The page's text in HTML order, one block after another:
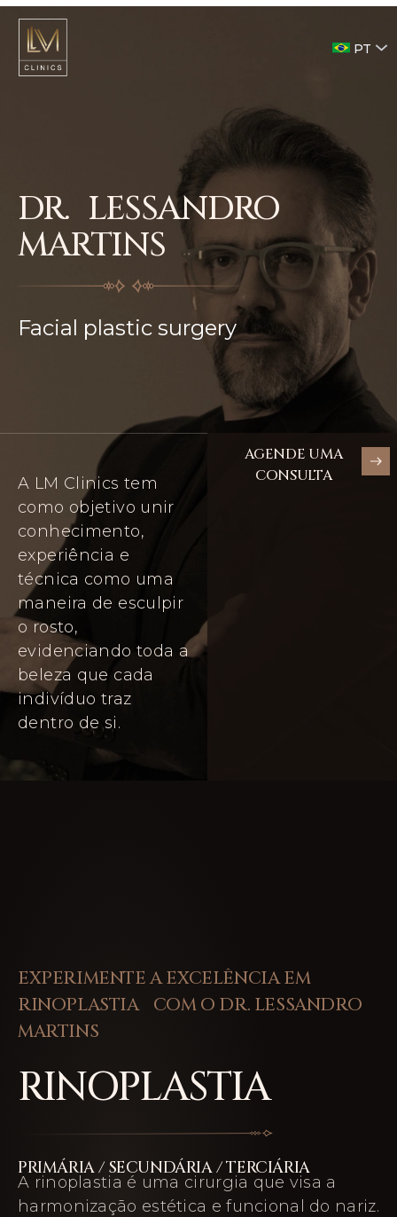
PT
DR. LESSANDRO
MARTINS
Facial plastic surgery
A LM Clinics tem
como objetivo unir
conhecimento,
experiência e
técnica como uma
maneira de esculpir
o rosto,
evidenciando toda a
beleza que cada
indivíduo traz
dentro de si.
AGENDE UMA
CONSULTA
EXPERIMENTE A EXCELÊNCIA EM
RINOPLASTIA COM O DR. LESSANDRO
MARTINS
RINOPLASTIA
PRIMÁRIA / SECUNDÁRIA / TERCIÁRIA
A rinoplastia é uma cirurgia que visa a
harmonização estética e funcional do nariz.